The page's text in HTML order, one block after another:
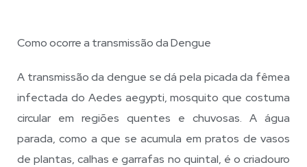
Como ocorre a transmissão da Dengue
A transmissão da dengue se dá pela picada da fêmea
infectada do Aedes aegypti, mosquito que costuma
circular em regiões quentes e chuvosas. A água
parada, como a que se acumula em pratos de vasos
de plantas, calhas e garrafas no quintal, é o criadouro